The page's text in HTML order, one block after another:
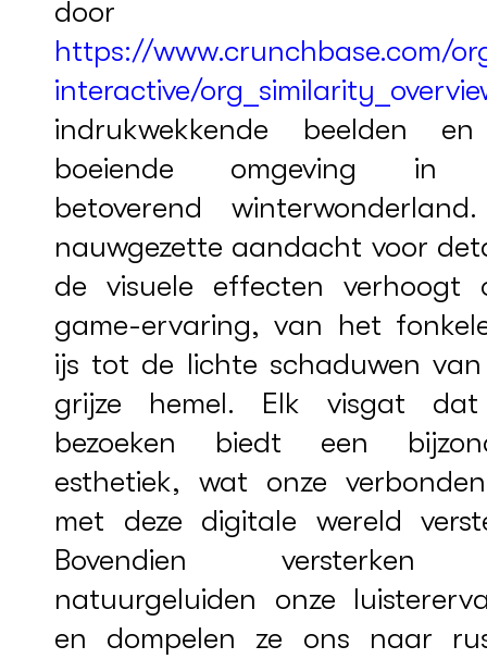
door
https://www.crunchbase.com/
interactive/
indrukwekkende beelden
boeiende omgeving in
betoverend
nauwgezette aandacht voor
de visuele effecten verhoogt
game-ervaring, van het
ijs tot de lichte schaduwen
grijze hemel. Elk visgat
bezoeken biedt een
esthetiek, wat onze
met deze digitale wereld
Bovendien
natuurgeluiden onze
en dompelen ze ons naar